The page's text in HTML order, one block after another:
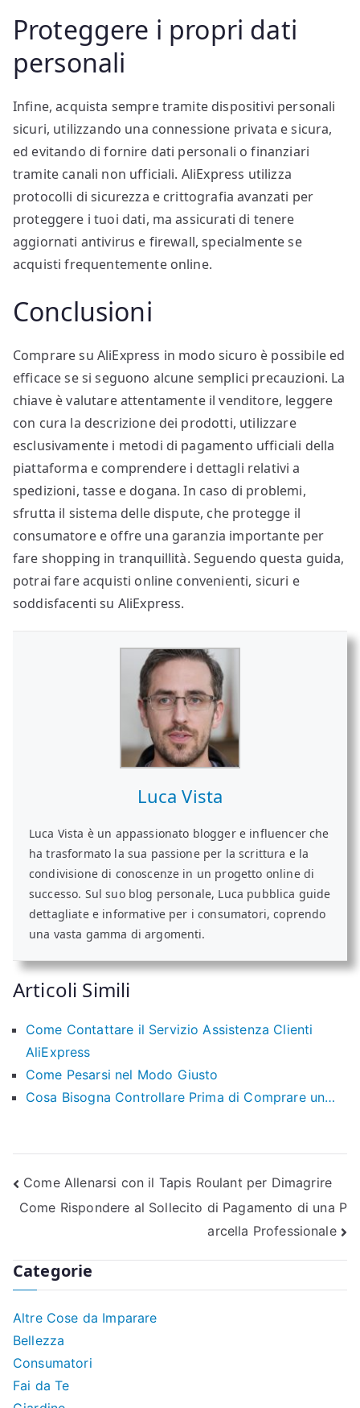
Proteggere i propri dati
personali
Infine, acquista sempre tramite dispositivi personali
sicuri, utilizzando una connessione privata e sicura,
ed evitando di fornire dati personali o finanziari
tramite canali non ufficiali. AliExpress utilizza
protocolli di sicurezza e crittografia avanzati per
proteggere i tuoi dati, ma assicurati di tenere
aggiornati antivirus e firewall, specialmente se
acquisti frequentemente online.
Conclusioni
Comprare su AliExpress in modo sicuro è possibile ed
efficace se si seguono alcune semplici precauzioni. La
chiave è valutare attentamente il venditore, leggere
con cura la descrizione dei prodotti, utilizzare
esclusivamente i metodi di pagamento ufficiali della
piattaforma e comprendere i dettagli relativi a
spedizioni, tasse e dogana. In caso di problemi,
sfrutta il sistema delle dispute, che protegge il
consumatore e offre una garanzia importante per
fare shopping in tranquillità. Seguendo questa guida,
potrai fare acquisti online convenienti, sicuri e
soddisfacenti su AliExpress.
Luca Vista
Luca Vista è un appassionato blogger e influencer che
ha trasformato la sua passione per la scrittura e la
condivisione di conoscenze in un progetto online di
successo. Sul suo blog personale, Luca pubblica guide
dettagliate e informative per i consumatori, coprendo
una vasta gamma di argomenti.
Articoli Simili
Come Contattare il Servizio Assistenza Clienti
AliExpress
Come Pesarsi nel Modo Giusto
Cosa Bisogna Controllare Prima di Comprare un…
Navigazione
articoli
Come Allenarsi con il Tapis Roulant per Dimagrire
Come Rispondere al Sollecito di Pagamento di una P
arcella Professionale
Categorie
Altre Cose da Imparare
Bellezza
Consumatori
Fai da Te